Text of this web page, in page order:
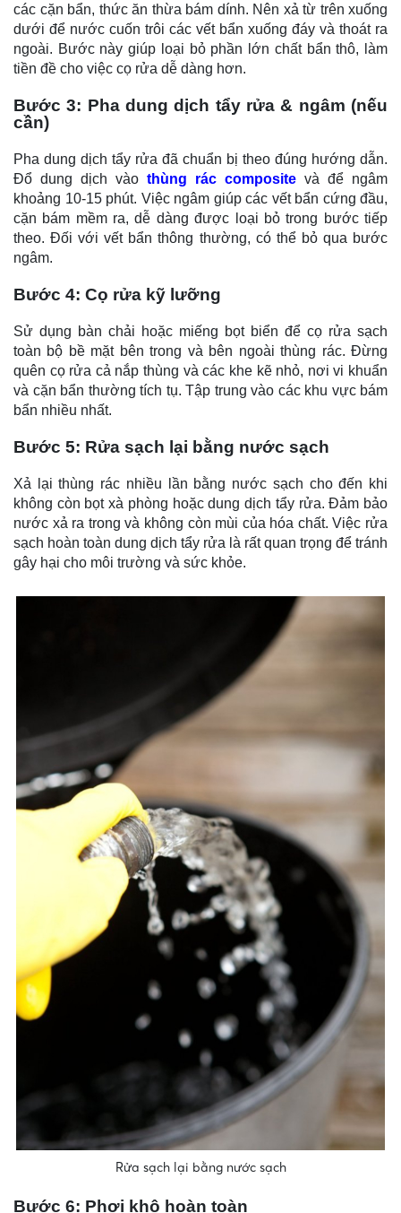
các cặn bẩn, thức ăn thừa bám dính. Nên xả từ trên xuống
dưới để nước cuốn trôi các vết bẩn xuống đáy và thoát ra
ngoài. Bước này giúp loại bỏ phần lớn chất bẩn thô, làm
tiền đề cho việc cọ rửa dễ dàng hơn.
Bước 3: Pha dung dịch tẩy rửa & ngâm (nếu
cần)
Pha dung dịch tẩy rửa đã chuẩn bị theo đúng hướng dẫn.
Đổ dung dịch vào thùng rác composite và để ngâm
khoảng 10-15 phút. Việc ngâm giúp các vết bẩn cứng đầu,
cặn bám mềm ra, dễ dàng được loại bỏ trong bước tiếp
theo. Đối với vết bẩn thông thường, có thể bỏ qua bước
ngâm.
Bước 4: Cọ rửa kỹ lưỡng
Sử dụng bàn chải hoặc miếng bọt biển để cọ rửa sạch
toàn bộ bề mặt bên trong và bên ngoài thùng rác. Đừng
quên cọ rửa cả nắp thùng và các khe kẽ nhỏ, nơi vi khuẩn
và cặn bẩn thường tích tụ. Tập trung vào các khu vực bám
bẩn nhiều nhất.
Bước 5: Rửa sạch lại bằng nước sạch
Xả lại thùng rác nhiều lần bằng nước sạch cho đến khi
không còn bọt xà phòng hoặc dung dịch tẩy rửa. Đảm bảo
nước xả ra trong và không còn mùi của hóa chất. Việc rửa
sạch hoàn toàn dung dịch tẩy rửa là rất quan trọng để tránh
gây hại cho môi trường và sức khỏe.
Rửa sạch lại bằng nước sạch
Bước 6: Phơi khô hoàn toàn